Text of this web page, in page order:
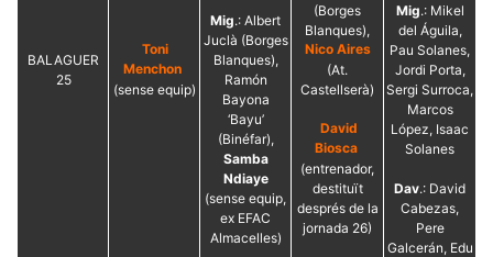
BALAGUER
25
Toni
Menchon
(sense equip)
Mig.: Albert
Juclà (Borges
Blanques),
Ramón
Bayona
‘Bayu’
(Binéfar),
Samba
Ndiaye
(sense equip,
ex EFAC
Almacelles)
(Borges
Blanques),
Nico Aires
(At.
Castellserà)
David
Biosca
(entrenador,
destituït
després de la
jornada 26)
Mig.: Mikel
del Águila,
Pau Solanes,
Jordi Porta,
Sergi Surroca,
Marcos
López, Isaac
Solanes
Dav.: David
Cabezas,
Pere
Galcerán, Edu